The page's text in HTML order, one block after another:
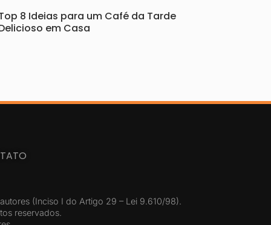
8 Ideias para um Café da Tarde
em Casa
(Inciso I do Artigo 29 – Lei 9.610/98).
reservados.